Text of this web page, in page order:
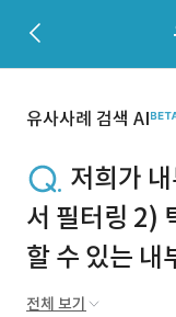
유사사례 검색 AI
저희가
서 필터링 2)
할 수 있는 내
정도의 외주인
전체 보기